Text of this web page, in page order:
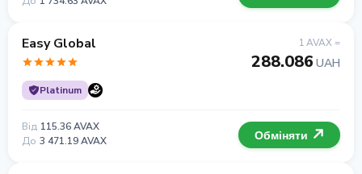
Easy Global
Platinum
1 AVAX =
288.086 UAH
Від 115.36 AVAX
До 3 471.19 AVAX Обміняти